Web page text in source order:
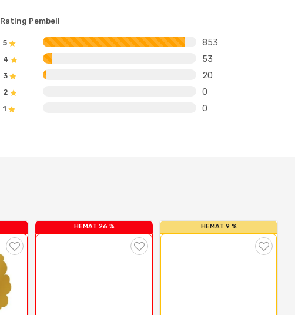
Rating Pembeli
5 853
4 53
3 20
2 0
1 0
HEMAT 26 % HEMAT 9 %